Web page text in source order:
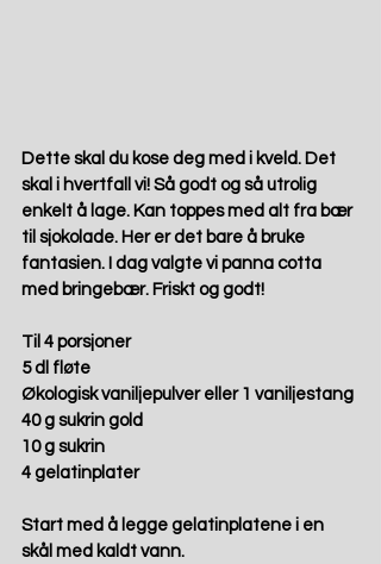
Dette skal du kose deg med i kveld. Det
skal i hvertfall vi! Så godt og så utrolig
enkelt å lage. Kan toppes med alt fra bær
til sjokolade. Her er det bare å bruke
fantasien. I dag valgte vi panna cotta
med bringebær. Friskt og godt!
Til 4 porsjoner
5 dl fløte
Økologisk vaniljepulver eller 1 vaniljestang
40 g sukrin gold
10 g sukrin
4 gelatinplater
Start med å legge gelatinplatene i en
skål med kaldt vann.